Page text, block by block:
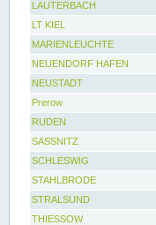
LAUTERBACH
LT KIEL
MARIENLEUCHTE
NEUENDORF HAFEN
NEUSTADT
Prerow
RUDEN
SASSNITZ
SCHLESWIG
STAHLBRODE
STRALSUND
THIESSOW